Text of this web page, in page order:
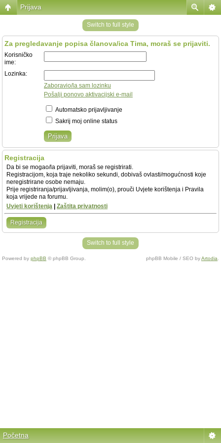
Prijava
Switch to full style
Za pregledavanje popisa članova/ica Tima, moraš se prijaviti.
Korisničko
ime:
Lozinka:
Zaboravio/la sam lozinku
Pošalji ponovo aktivacijski e-mail
Automatsko prijavljivanje
Sakrij moj online status
Registracija
Da bi se mogao/la prijaviti, moraš se registrirati.
Registracijom, koja traje nekoliko sekundi, dobivaš ovlasti/mogućnosti koje
neregistrirane osobe nemaju.
Prije registriranja/prijavljivanja, molim(o), prouči Uvjete korištenja i Pravila
koja vrijede na forumu.
Uvjeti korištenja
Zaštita privatnosti
Registracija
Switch to full style
Powered by phpBB © phpBB Group. phpBB Mobile / SEO byArtodia
Početna